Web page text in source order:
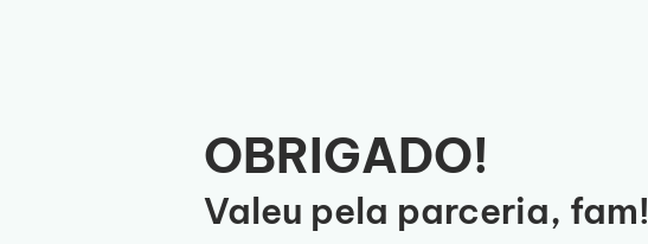
OBRIGADO!
Valeu pela parceria, fam!